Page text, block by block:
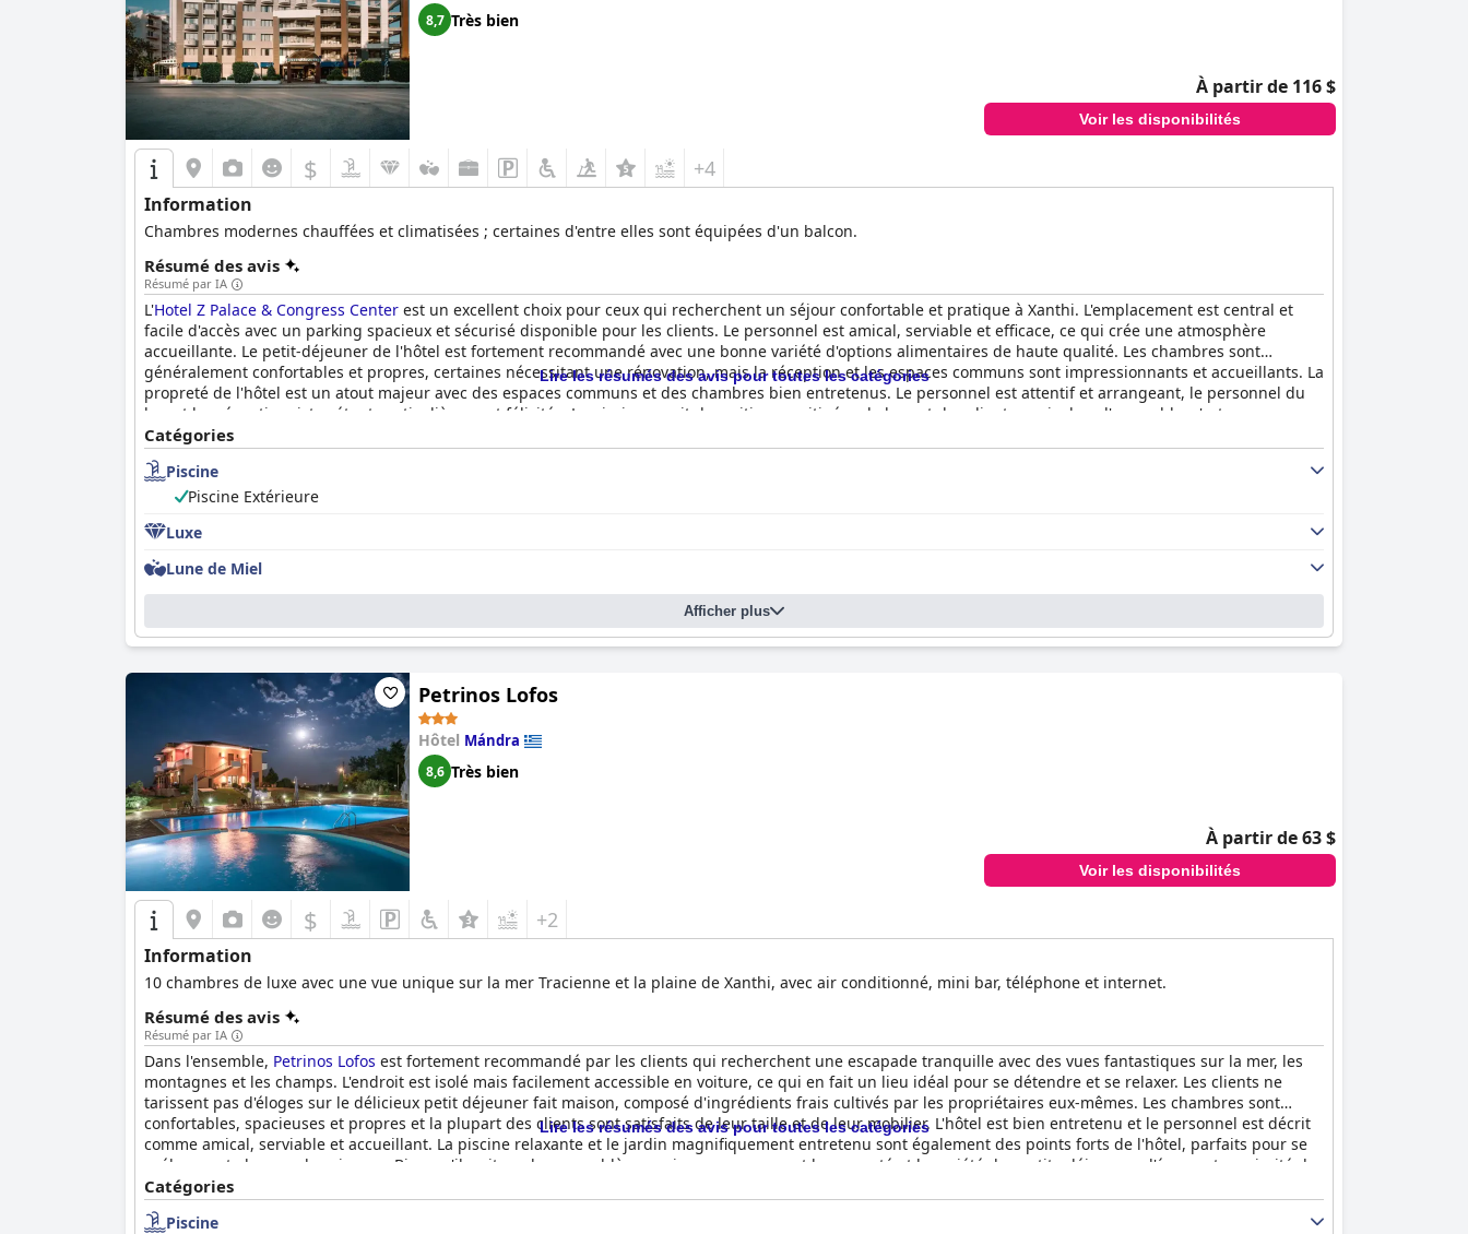
8,7 Très bien
À partir de 116 $
Voir les disponibilités
$ +4
Information
Chambres modernes chauffées et climatisées ; certaines d'entre elles sont équipées d'un balcon.
Résumé des avis
Résumé par IA
L'Hotel Z Palace & Congress Center est un excellent choix pour ceux qui recherchent un séjour confortable et pratique à Xanthi. L'emplacement est central et
facile d'accès avec un parking spacieux et sécurisé disponible pour les clients. Le personnel est amical, serviable et efficace, ce qui crée une atmosphère
accueillante. Le petit-déjeuner de l'hôtel est fortement recommandé avec une bonne variété d'options alimentaires de haute qualité. Les chambres sont
généralement confortables et propres, certaines nécessitant une rénovation, mais la réception et les espaces communs sont impressionnants et accueillants. La
propreté de l'hôtel est un atout majeur avec des espaces communs et des chambres bien entretenus. Le personnel est attentif et arrangeant, le personnel du
bar et les réceptionnistes étant particulièrement félicités. La piscine reçoit des critiques mitigées de la part des clients, mais dans l'ensemble, c'est un
équipement correct. Les lits, cependant, sont fortement recommandés, de nombreux clients vantant leur confort et leur taille. Bien qu'il y ait quelques
commentaires négatifs sur le manque de mobilier et de salles de bains modernes, dans l'ensemble, les clients ont passé un séjour agréable et ont apprécié le
remplacement immédiat des matelas. L'hôtel est généralement considéré comme un hôtel cinq étoiles classique, bien que certains clients aient estimé qu'il ne
répondait pas entièrement à ces attentes.
Lire les résumés des avis pour toutes les catégories
Catégories
Piscine
Piscine Extérieure
Luxe
Lune de Miel
Afficher plus
Petrinos Lofos
Hôtel Mándra
8,6 Très bien
À partir de 63 $
Voir les disponibilités
$ +2
Information
10 chambres de luxe avec une vue unique sur la mer Tracienne et la plaine de Xanthi, avec air conditionné, mini bar, téléphone et internet.
Résumé des avis
Résumé par IA
Dans l'ensemble, Petrinos Lofos est fortement recommandé par les clients qui recherchent une escapade tranquille avec des vues fantastiques sur la mer, les
montagnes et les champs. L'endroit est isolé mais facilement accessible en voiture, ce qui en fait un lieu idéal pour se détendre et se relaxer. Les clients ne
tarissent pas d'éloges sur le délicieux petit déjeuner fait maison, composé d'ingrédients frais cultivés par les propriétaires eux-mêmes. Les chambres sont
confortables, spacieuses et propres et la plupart des clients sont satisfaits de leur taille et de leur mobilier. L'hôtel est bien entretenu et le personnel est décrit
comme amical, serviable et accueillant. La piscine relaxante et le jardin magnifiquement entretenu sont également des points forts de l'hôtel, parfaits pour se
prélasser et observer les oiseaux. Bien qu'il y ait quelques problèmes mineurs concernant la propreté et la variété des petits-déjeuners, l'écrasante majorité des
avis positifs indique un séjour mémorable et agréable au
Lire les résumés des avis pour toutes les catégories
Catégories
Piscine